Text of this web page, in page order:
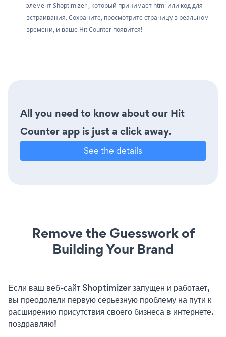
элемент Shoptimizer , который принимает html или код для
встраивания. Сохраните, просмотрите страницу в реальном
времени, и ваше Hit Counter появится!
All you need to know about our Hit
Counter app is just a click away.
See the details
Remove the Guesswork of
Building Your Brand
Если ваш веб-сайт Shoptimizer запущен и работает,
вы преодолели первую серьезную проблему на пути к
расширению присутствия своего бизнеса в интернете.
поздравляю!